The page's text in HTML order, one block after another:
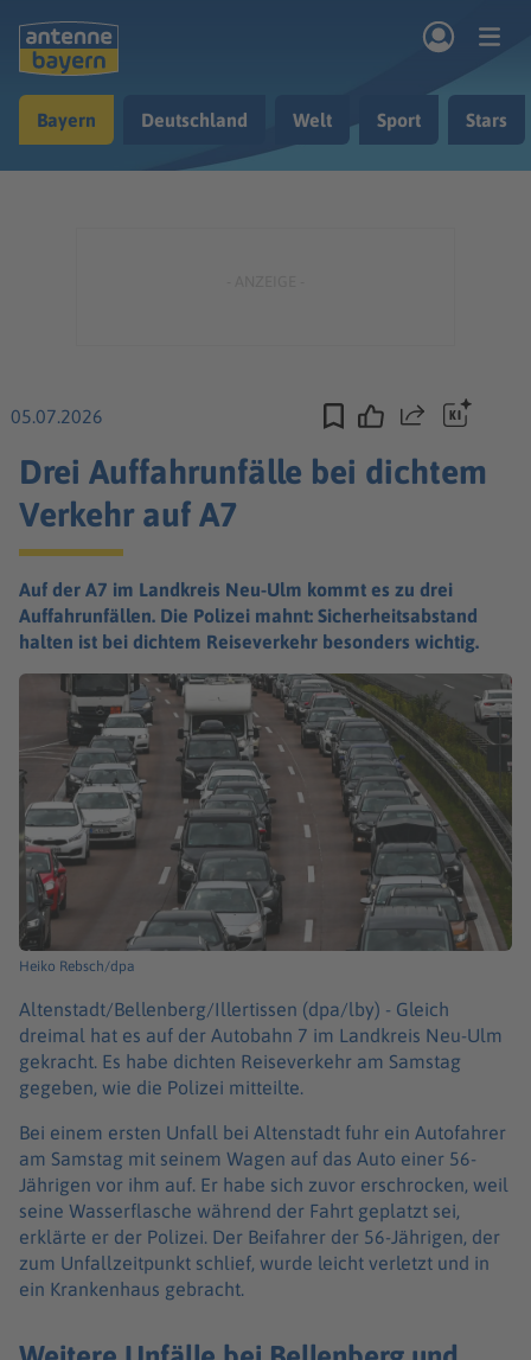
Musik & Radio
Bayern Deutschland Welt Sport Stars
05.07.2026 Teilen
Drei Auffahrunfälle bei dichtem
Verkehr auf A7
Auf der A7 im Landkreis Neu-Ulm kommt es zu drei
Auffahrunfällen. Die Polizei mahnt: Sicherheitsabstand
halten ist bei dichtem Reiseverkehr besonders wichtig.
Heiko Rebsch/dpa
Altenstadt/Bellenberg/Illertissen (dpa/lby) - Gleich
dreimal hat es auf der Autobahn 7 im Landkreis Neu-Ulm
gekracht. Es habe dichten Reiseverkehr am Samstag
gegeben, wie die Polizei mitteilte.
Bei einem ersten Unfall bei Altenstadt fuhr ein Autofahrer
am Samstag mit seinem Wagen auf das Auto einer 56-
Jährigen vor ihm auf. Er habe sich zuvor erschrocken, weil
seine Wasserflasche während der Fahrt geplatzt sei,
erklärte er der Polizei. Der Beifahrer der 56-Jährigen, der
zum Unfallzeitpunkt schlief, wurde leicht verletzt und in
ein Krankenhaus gebracht.